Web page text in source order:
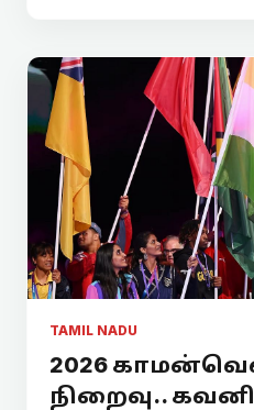
TAMIL NADU
2026
நிறைவு..